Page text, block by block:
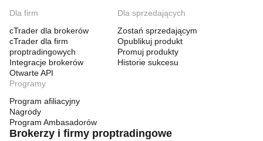
Dla firm
cTrader dla brokerów
cTrader dla firm
proptradingowych
Integracje brokerów
Otwarte API
Dla sprzedających
Zostań sprzedającym
Opublikuj produkt
Promuj produkty
Historie sukcesu
Programy
Program afiliacyjny
Nagrody
Program Ambasadorów
Brokerzy i firmy proptradingowe